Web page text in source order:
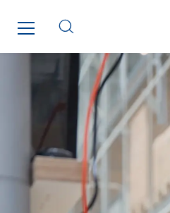
NAE-France
North West Projects
Omexom Technikforum
Paumier Industrie
Paumier Marine
Paumier SA
Process Energy
Provelec Sud